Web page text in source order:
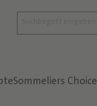
Sommeliers Choice